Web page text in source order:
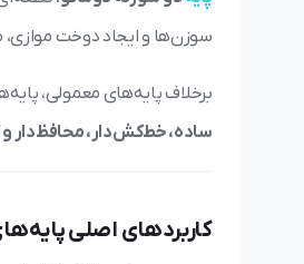
سوزن‌ها و ایجاد دوخت موازی،
برخلاف پایه‌های معمولی،
ساده، خط‌کش‌دار، محافظ‌دار و
کاربردهای اصلی